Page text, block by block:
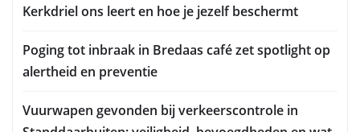
Kerkdriel ons leert en hoe je jezelf beschermt
Poging tot inbraak in Bredaas café zet spotlight op
alertheid en preventie
Vuurwapen gevonden bij verkeerscontrole in